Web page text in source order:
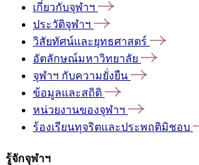
เกี่ยวกับจุฬาฯ
ประวัติจุฬาฯ
วิสัยทัศน์และยุทธศาสตร์
อัตลักษณ์มหาวิทยาลัย
จุฬาฯ กับความยั่งยืน
ข้อมูลและสถิติ
หน่วยงานของจุฬาฯ
ร้องเรียนทุจริตและประพฤติมิชอบ
รู้จักจุฬาฯ